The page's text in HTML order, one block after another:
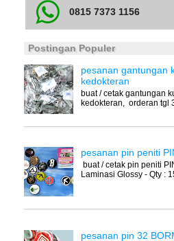
0815 7373 1156
Postingan Populer
pesanan gantungan
kedokteran
buat / cetak gantungan
kedokteran, orderan tgl
pesanan pin peniti
buat / cetak pin peniti
Laminasi Glossy - Qty :
pesanan pin 32